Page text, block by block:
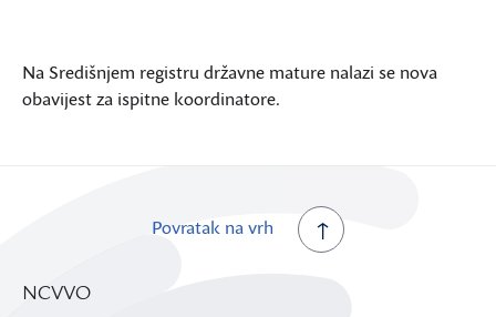
Na Središnjem registru državne mature nalazi se nova
obavijest za ispitne koordinatore.
Povratak na vrh
NCVVO